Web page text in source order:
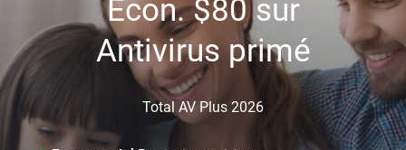
Écon.$80sur
Antivirus primé
Total AV Plus 2026